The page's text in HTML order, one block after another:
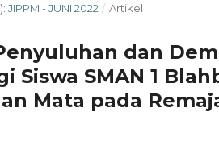
JIPPM - JUNI 2022 / Artikel
dan
Siswa SMAN 1
Mata pada